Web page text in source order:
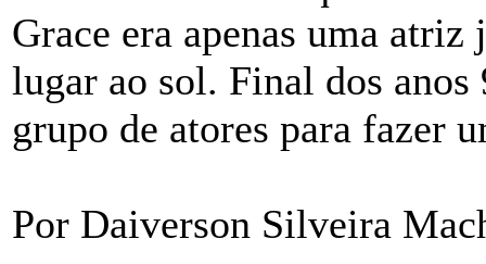
Grace era apenas uma
lugar ao sol. Final dos
grupo de atores para fazer
Por Daiverson Silveira